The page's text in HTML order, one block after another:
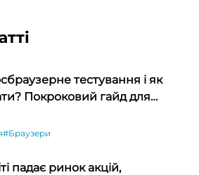
тестування і як
Покроковий гайд для
#Браузери
падає ринок акцій,